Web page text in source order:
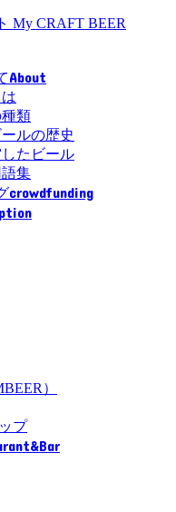
About
類
ルの歴史
たビール
集
crowdfunding
）
プ